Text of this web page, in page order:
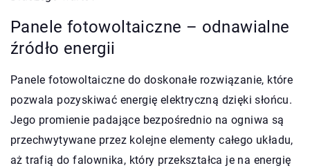
Panele fotowoltaiczne – odnawialne
źródło energii
Panele fotowoltaiczne do doskonałe rozwiązanie, które
pozwala pozyskiwać energię elektryczną dzięki słońcu.
Jego promienie padające bezpośrednio na ogniwa są
przechwytywane przez kolejne elementy całego układu,
aż trafią do falownika, który przekształca je na energię